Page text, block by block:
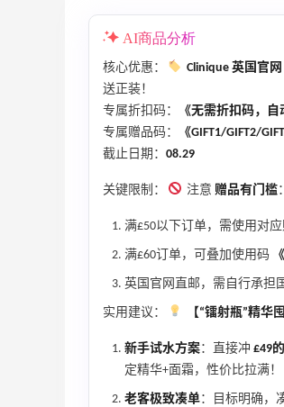
AI商品分析
核心优惠： Clinique 英国官网
送正装！
专属折扣码：
《无需折扣码，自
专属赠品码：
《GIFT1/GIFT2/
截止日期： 08.29
关键限制： 注意 赠品有门槛：
满£50以下订单，需使用对
满£60订单，可叠加使用码
英国官网直邮，需自行承担
实用建议： 【“镭射瓶”精华
新手试水方案：直接冲 £49
定精华+面霜，性价比拉满！
老客极致凑单：目标明确，
Maje US：限时闪促！
精选低至2折
Maje US
Mac Duggal
最高2%返利
Biōkreativ
30%返利
Eileen Fisher
最高2%返利